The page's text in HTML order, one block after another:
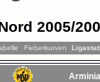
2005/
Fieberkurven